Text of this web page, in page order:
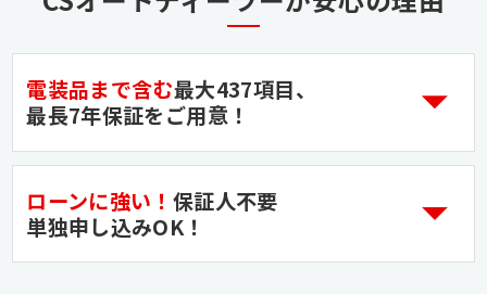
電装品まで含む最大437項目、
最長7年保証をご用意！
ローンに強い！ 保証人不要
単独申し込みOK！